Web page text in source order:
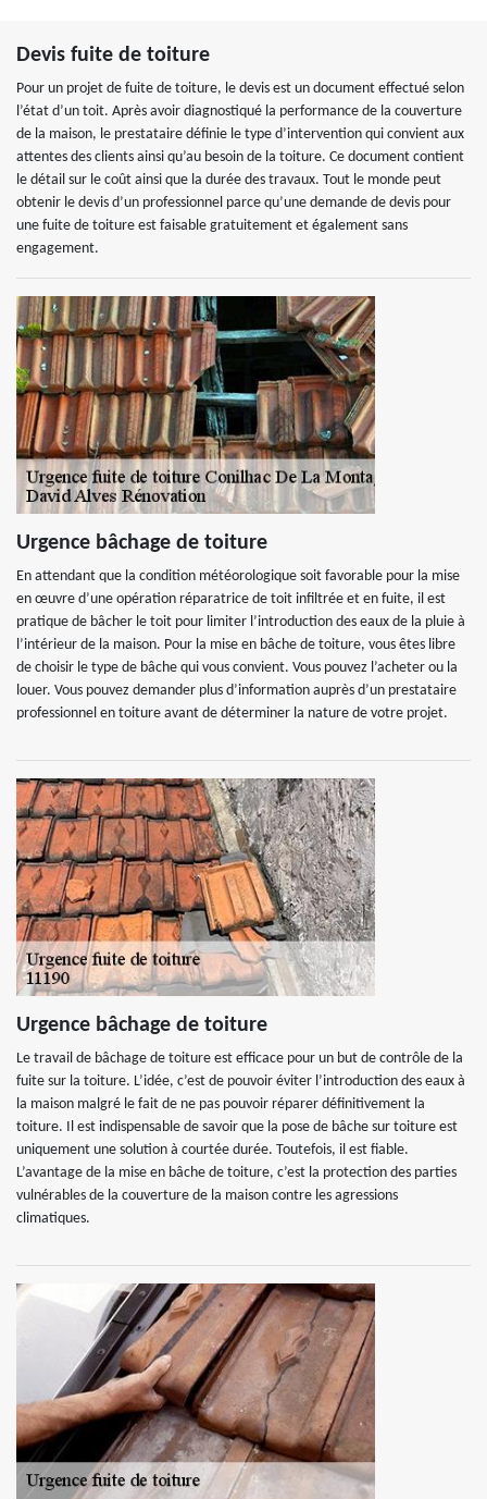
Devis fuite de toiture
Pour un projet de fuite de toiture, le devis est un document effectué selon
l’état d’un toit. Après avoir diagnostiqué la performance de la couverture
de la maison, le prestataire définie le type d’intervention qui convient aux
attentes des clients ainsi qu’au besoin de la toiture. Ce document contient
le détail sur le coût ainsi que la durée des travaux. Tout le monde peut
obtenir le devis d’un professionnel parce qu’une demande de devis pour
une fuite de toiture est faisable gratuitement et également sans
engagement.
Urgence bâchage de toiture
En attendant que la condition météorologique soit favorable pour la mise
en œuvre d’une opération réparatrice de toit infiltrée et en fuite, il est
pratique de bâcher le toit pour limiter l’introduction des eaux de la pluie à
l’intérieur de la maison. Pour la mise en bâche de toiture, vous êtes libre
de choisir le type de bâche qui vous convient. Vous pouvez l’acheter ou la
louer. Vous pouvez demander plus d’information auprès d’un prestataire
professionnel en toiture avant de déterminer la nature de votre projet.
Urgence bâchage de toiture
Le travail de bâchage de toiture est efficace pour un but de contrôle de la
fuite sur la toiture. L’idée, c’est de pouvoir éviter l’introduction des eaux à
la maison malgré le fait de ne pas pouvoir réparer définitivement la
toiture. Il est indispensable de savoir que la pose de bâche sur toiture est
uniquement une solution à courtée durée. Toutefois, il est fiable.
L’avantage de la mise en bâche de toiture, c’est la protection des parties
vulnérables de la couverture de la maison contre les agressions
climatiques.